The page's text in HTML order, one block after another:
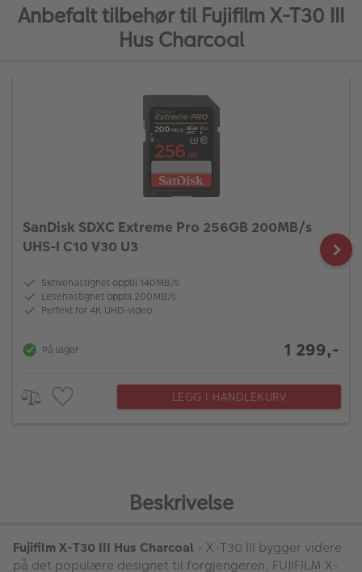
Anbefalt tilbehør til Fujifilm X-T30 III
Hus Charcoal
SanDisk SDXC Extreme Pro 256GB 200MB/s
UHS-I C10 V30 U3
Skrivehastighet opptil 140MB/s
Lesehastighet opptil 200MB/s
Perfekt for 4K UHD-video
På lager 1 299,-
LEGG I HANDLEKURV
Beskrivelse
Fujifilm X-T30 III Hus Charcoal - X-T30 III bygger videre
på det populære designet til forgjengeren, FUJIFILM X-